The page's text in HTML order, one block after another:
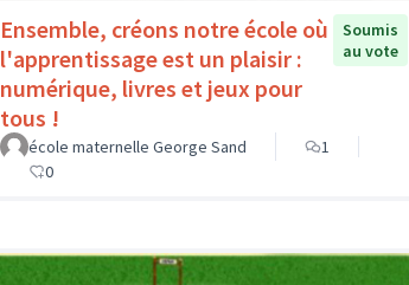
Ensemble, créons notre école où
l'apprentissage est un plaisir :
numérique, livres et jeux pour
tous !
Soumis
au vote
école maternelle George Sand
1
0